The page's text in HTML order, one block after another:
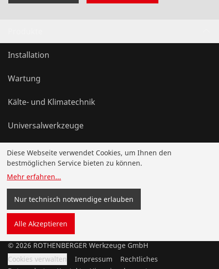
Installation
Wartung
Kälte- und Klimatechnik
Universalwerkzeuge
Service und Mehrwert
Bonusprogramm
© 2026 ROTHENBERGER Werkzeuge GmbH
Cookies verwalten
Impressum
Rechtliches
Diese Webseite verwendet Cookies, um Ihnen den
bestmöglichen Service bieten zu können.
Mehr erfahren...
Nur technisch notwendige erlauben
Alle Akzeptieren